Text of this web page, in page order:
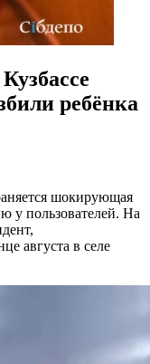
ребёнка
шокирующая
у пользователей. На
августа в селе